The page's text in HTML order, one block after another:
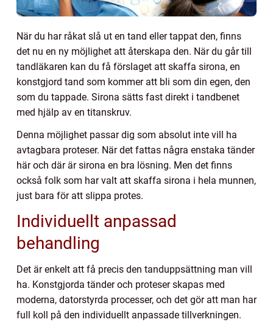
När du har råkat slå ut en tand eller tappat den, finns
det nu en ny möjlighet att återskapa den. När du går till
tandläkaren kan du få förslaget att skaffa sirona, en
konstgjord tand som kommer att bli som din egen, den
som du tappade. Sirona sätts fast direkt i tandbenet
med hjälp av en titanskruv.
Denna möjlighet passar dig som absolut inte vill ha
avtagbara proteser. När det fattas några enstaka tänder
här och där är sirona en bra lösning. Men det finns
också folk som har valt att skaffa sirona i hela munnen,
just bara för att slippa protes.
Individuellt anpassad
behandling
Det är enkelt att få precis den tanduppsättning man vill
ha. Konstgjorda tänder och proteser skapas med
moderna, datorstyrda processer, och det gör att man har
full koll på den individuellt anpassade tillverkningen.